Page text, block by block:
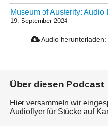
Museum of Austerity:
19. September 2024
Audio herunterladen:
Über diesen Podcast
Hier versammeln wir
Audioflyer für Stücke auf